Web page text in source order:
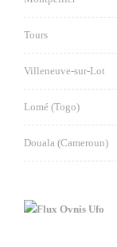
Tours
Villeneuve-sur-Lot
Lomé (Togo)
Douala (Cameroun)
Ovnis Ufo